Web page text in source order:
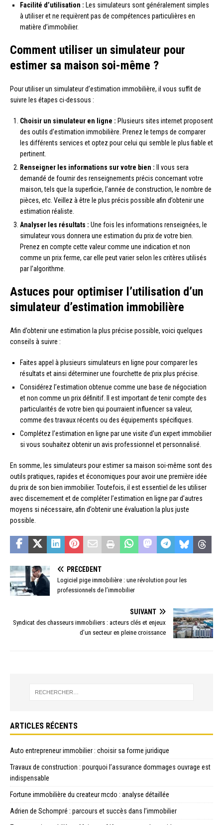
Facilité d’utilisation : Les simulateurs sont généralement simples
à utiliser et ne requièrent pas de compétences particulières en
matière d’immobilier.
Comment utiliser un simulateur pour
estimer sa maison soi-même ?
Pour utiliser un simulateur d’estimation immobilière, il vous suffit de
suivre les étapes ci-dessous :
Choisir un simulateur en ligne : Plusieurs sites internet proposent
des outils d’estimation immobilière. Prenez le temps de comparer
les différents services et optez pour celui qui semble le plus fiable et
pertinent.
Renseigner les informations sur votre bien : Il vous sera
demandé de fournir des renseignements précis concernant votre
maison, tels que la superficie, l’année de construction, le nombre de
pièces, etc. Veillez à être le plus précis possible afin d’obtenir une
estimation réaliste.
Analyser les résultats : Une fois les informations renseignées, le
simulateur vous donnera une estimation du prix de votre bien.
Prenez en compte cette valeur comme une indication et non
comme un prix ferme, car elle peut varier selon les critères utilisés
par l’algorithme.
Astuces pour optimiser l’utilisation d’un
simulateur d’estimation immobilière
Afin d’obtenir une estimation la plus précise possible, voici quelques
conseils à suivre :
Faites appel à plusieurs simulateurs en ligne pour comparer les
résultats et ainsi déterminer une fourchette de prix plus précise.
Considérez l’estimation obtenue comme une base de négociation
et non comme un prix définitif. Il est important de tenir compte des
particularités de votre bien qui pourraient influencer sa valeur,
comme des travaux récents ou des équipements spécifiques.
Complétez l’estimation en ligne par une visite d’un expert immobilier
si vous souhaitez obtenir un avis professionnel et personnalisé.
En somme, les simulateurs pour estimer sa maison soi-même sont des
outils pratiques, rapides et économiques pour avoir une première idée
du prix de son bien immobilier. Toutefois, il est essentiel de les utiliser
avec discernement et de compléter l’estimation en ligne par d’autres
moyens si nécessaire, afin d’obtenir une évaluation la plus juste
possible.
PRÉCÉDENT
Logiciel pige immobilière : une révolution pour les
professionnels de l’immobilier
SUIVANT
Syndicat des chasseurs immobiliers : acteurs clés et enjeux
d’un secteur en pleine croissance
ARTICLES RÉCENTS
Auto entrepreneur immobilier : choisir sa forme juridique
Travaux de construction : pourquoi l’assurance dommages ouvrage est
indispensable
Fortune immobilière du createur mcdo : analyse détaillée
Adrien de Schompré : parcours et succès dans l’immobilier